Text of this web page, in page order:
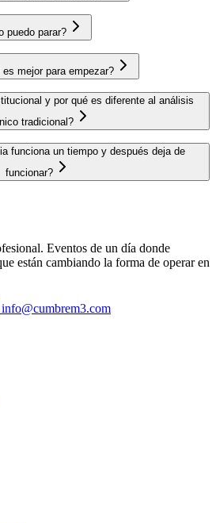
puedo parar?
mejor para empezar?
y por qué es diferente al análisis
tradicional?
funciona un tiempo y después deja de
funcionar?
Eventos de un día donde
están cambiando la forma de operar en
info@cumbrem3.com